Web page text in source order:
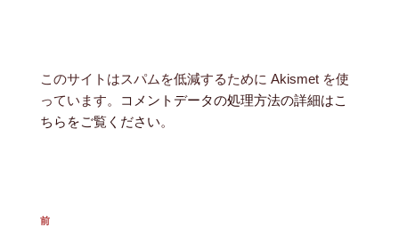
このサイトはスパムを低減するために Akismet を使
っています。
コメントデータの処理方法の詳細はこ
ちらをご覧ください。
前
前